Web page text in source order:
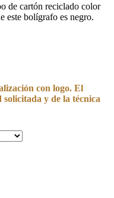
de cartón reciclado color
este bolígrafo es negro.
con logo. El
y de la técnica